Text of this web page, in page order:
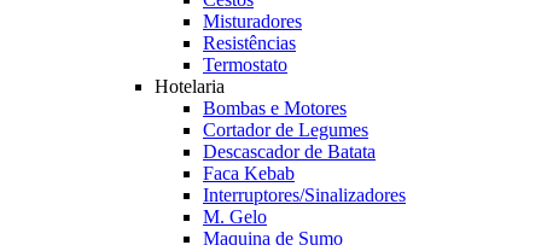
Misturadores
Resistências
Termostato
Hotelaria
Bombas e Motores
Cortador de Legumes
Descascador de Batata
Faca Kebab
Interruptores/Sinalizadores
M. Gelo
Maquina de Sumo